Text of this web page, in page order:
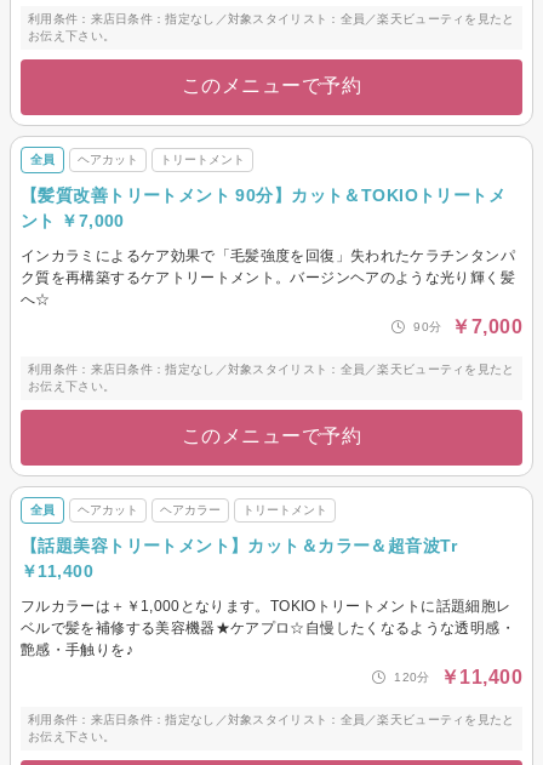
利用条件：来店日条件：指定なし／対象スタイリスト：全員／楽天ビューティを見たと
お伝え下さい。
このメニューで予約
全員 ヘアカット トリートメント
【髪質改善トリートメント 90分】カット＆TOKIOトリートメ
ント ￥7,000
インカラミによるケア効果で「毛髪強度を回復」失われたケラチンタンパ
ク質を再構築するケアトリートメント。バージンヘアのような光り輝く髪
へ☆
90分 ￥7,000
利用条件：来店日条件：指定なし／対象スタイリスト：全員／楽天ビューティを見たと
お伝え下さい。
このメニューで予約
全員 ヘアカット ヘアカラー トリートメント
【話題美容トリートメント】カット＆カラー＆超音波Tr
￥11,400
フルカラーは＋￥1,000となります。TOKIOトリートメントに話題細胞レ
ベルで髪を補修する美容機器★ケアプロ☆自慢したくなるような透明感・
艶感・手触りを♪
120分 ￥11,400
利用条件：来店日条件：指定なし／対象スタイリスト：全員／楽天ビューティを見たと
お伝え下さい。